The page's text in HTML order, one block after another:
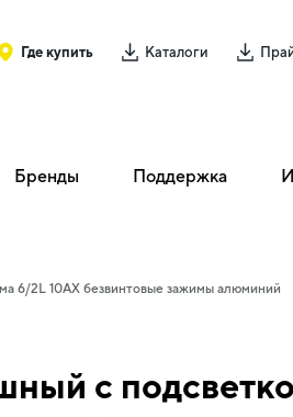
Где купить Каталоги
Бренды Поддержка
6/2L 10АХ безвинтовые зажимы алюминий
с